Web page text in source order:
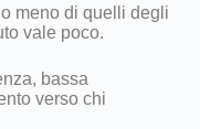
meno di quelli degli
vale poco.
bassa
verso chi